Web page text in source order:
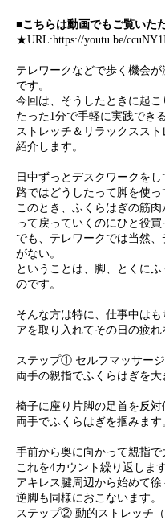
■こちらは動画でもご覧いた
★URL:https://youtu.be/
テレワークなどで歩く機会
です。
今回は、そうしたときに起こ
たった1分で手軽に実践でき
ストレッチ＆リラックスス
紹介します。
日中ずっとデスクワークを
路ではどうしたって脚を使っ
このとき、ふくらはぎの筋
って戻っていくのにひと役買
でも、テレワークでは当然
がない。
ということは、脚、とくに
のです。
そんな方は特に、仕事中は
アを取り入れてその日の疲れ
ステップ① セルフマッサージ
両手の親指でふくらはぎを大
椅子に座り片脚の足首を反対
両手でふくらはぎを掴みます
手前から奥に向かって親指で
これを4カウント繰り返します
アキレス腱周辺から始めて徐
逆脚も同様におこないます。
ステップ② 動的ストレッチ（